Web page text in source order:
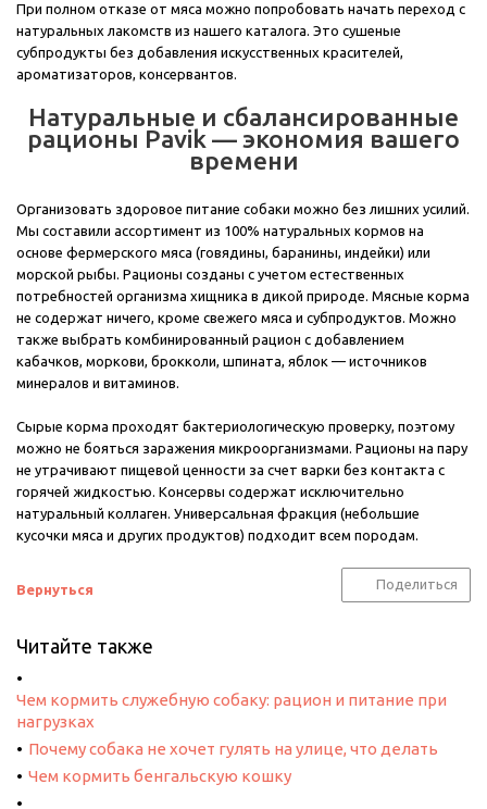
При полном отказе от мяса можно попробовать начать переход с
натуральных лакомств из нашего каталога. Это сушеные
субпродукты без добавления искусственных красителей,
ароматизаторов, консервантов.
Натуральные и сбалансированные
рационы Pavik — экономия вашего
времени
Организовать здоровое питание собаки можно без лишних усилий.
Мы составили ассортимент из 100% натуральных кормов на
основе фермерского мяса (говядины, баранины, индейки) или
морской рыбы. Рационы созданы с учетом естественных
потребностей организма хищника в дикой природе. Мясные корма
не содержат ничего, кроме свежего мяса и субпродуктов. Можно
также выбрать комбинированный рацион с добавлением
кабачков, моркови, брокколи, шпината, яблок — источников
минералов и витаминов.
Сырые корма проходят бактериологическую проверку, поэтому
можно не бояться заражения микроорганизмами. Рационы на пару
не утрачивают пищевой ценности за счет варки без контакта с
горячей жидкостью. Консервы содержат исключительно
натуральный коллаген. Универсальная фракция (небольшие
кусочки мяса и других продуктов) подходит всем породам.
Вернуться Поделиться
Читайте также
Чем кормить служебную собаку: рацион и питание при
нагрузках
Почему собака не хочет гулять на улице, что делать
Чем кормить бенгальскую кошку